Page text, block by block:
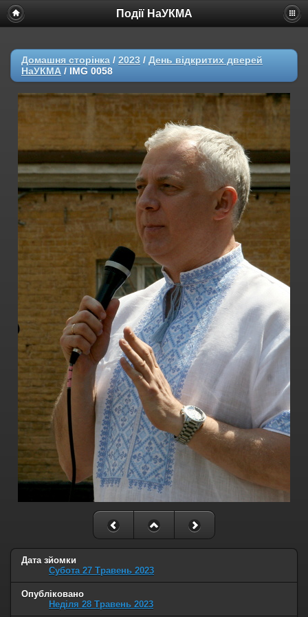
Події НаУКМА
Домашня сторінка / 2023 / День відкритих дверей
НаУКМА / IMG 0058
Дата зйомки
Субота 27 Травень 2023
Опубліковано
Неділя 28 Травень 2023